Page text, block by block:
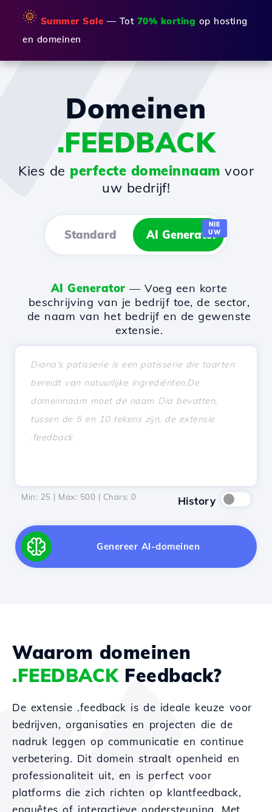
🌞 Summer Sale — Tot 70% korting op hosting
en domeinen
Domeinen
.FEEDBACK
Kies de perfecte domeinnaam voor
uw bedrijf!
Standard AI Generator
NIE
UW
AI Generator — Voeg een korte
beschrijving van je bedrijf toe, de sector,
de naam van het bedrijf en de gewenste
extensie.
Min: 25 | Max: 500 | Chars: 0 History
Genereer AI-domeinen
Waarom domeinen
.FEEDBACKFeedback?
De extensie .feedback is de ideale keuze voor
bedrijven, organisaties en projecten die de
nadruk leggen op communicatie en continue
verbetering. Dit domein straalt openheid en
professionaliteit uit, en is perfect voor
platforms die zich richten op klantfeedback,
enquêtes of interactieve ondersteuning. Met